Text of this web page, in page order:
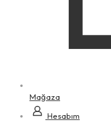
Mağaza
Hesabım